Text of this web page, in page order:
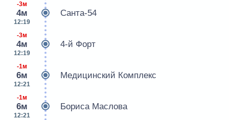
-3м
4м
12:19
Санта-54
-3м
4м
12:19
4-й Форт
-1м
6м
12:21
Медицинский Комплекс
-1м
6м
12:21
Бориса Маслова